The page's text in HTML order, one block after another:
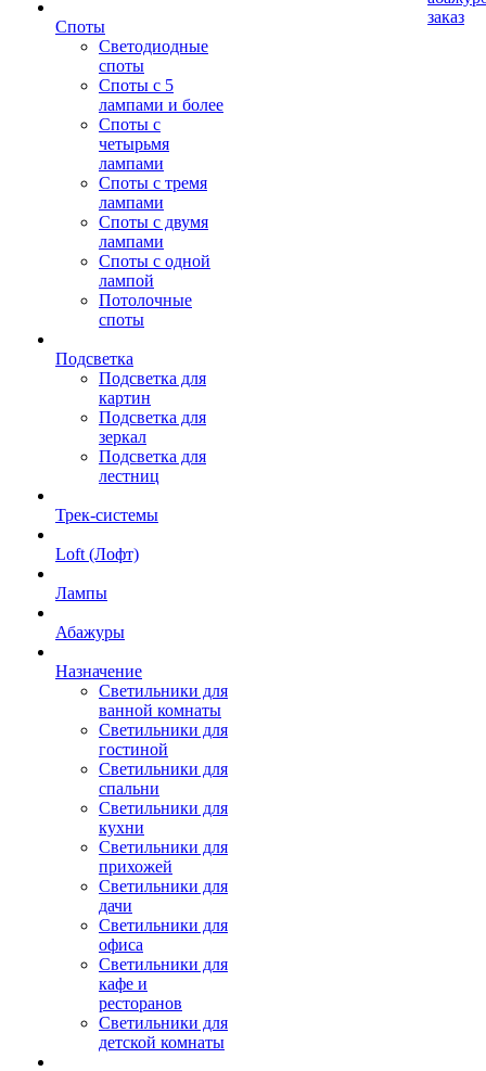
Споты
Светодиодные
споты
Споты с 5
лампами и более
Споты с
четырьмя
лампами
Споты с тремя
лампами
Споты с двумя
лампами
Споты с одной
лампой
Потолочные
споты
Подсветка
Подсветка для
картин
Подсветка для
зеркал
Подсветка для
лестниц
Трек-системы
Loft (Лофт)
Лампы
Абажуры
Назначение
Светильники для
ванной комнаты
Светильники для
гостиной
Светильники для
спальни
Светильники для
кухни
Светильники для
прихожей
Светильники для
дачи
Светильники для
офиса
Светильники для
кафе и
ресторанов
Светильники для
детской комнаты
заказ